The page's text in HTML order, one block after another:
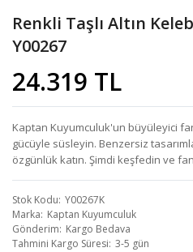
Renkli Taşlı Altın
Y00267
24.319 TL
Kaptan Kuyumculuk'un büyüleyici
gücüyle süsleyin. Benzersiz
özgünlük katın. Şimdi keşfedin ve
Stok Kodu Y00267K
Marka Kaptan Kuyumculuk
Gönderim Kargo Bedava
Tahmini Kargo Süresi 3-5 gün